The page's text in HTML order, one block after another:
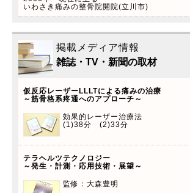
用下さい。
いわさき痛みの整骨院開院(立川市)
掲載メディア情報
雑誌・TV・新聞の取材
仮反応レーザーLLLTによる痛みの治療
～筋骨格系疼通へのアプローチ～
効果的レーザー治療法
(1)38分 (2)33分
テラヘルツテクノロジー
～発生・計測・応用技術・展望～
監修：大森豊明